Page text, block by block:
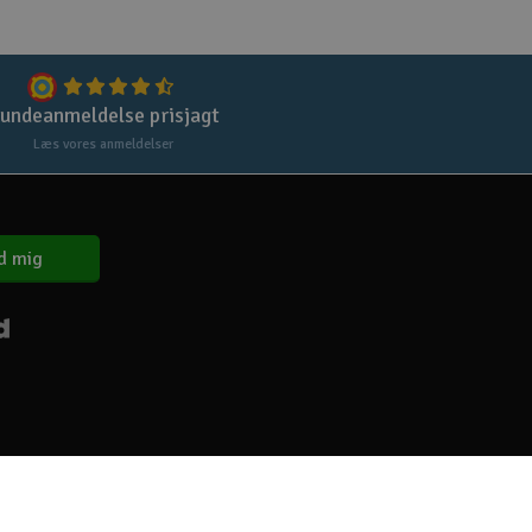
prisjagt
Læs vores anmeldelser
mig